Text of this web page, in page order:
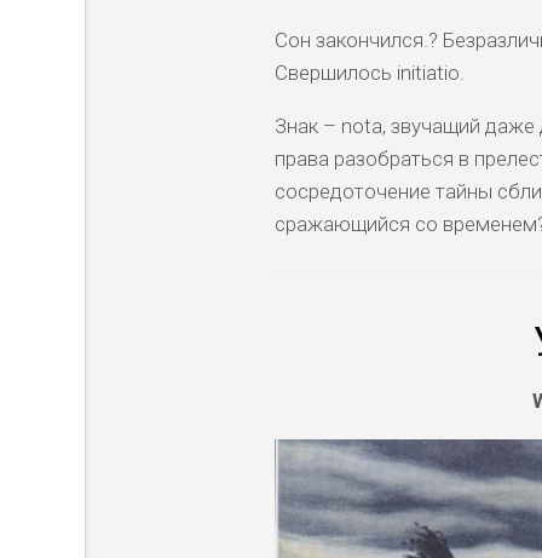
Cон закончился.?
Свершилось initiatio.
Знак – nota, звучащий
права разобраться в
сосредоточение тайны
сражающийся со